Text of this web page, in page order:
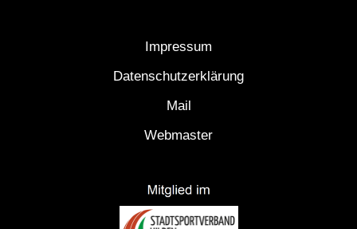
Impressum
Datenschutzerklärung
Mail
Webmaster